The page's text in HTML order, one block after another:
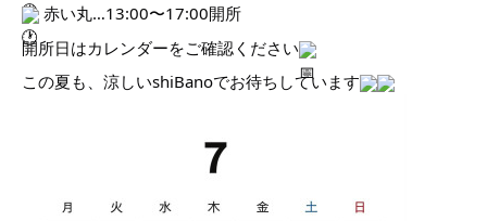
赤い丸…13:00〜17:00開所
開所日はカレンダーをご確認ください
この夏も、涼しいshiBanoでお待ちしています